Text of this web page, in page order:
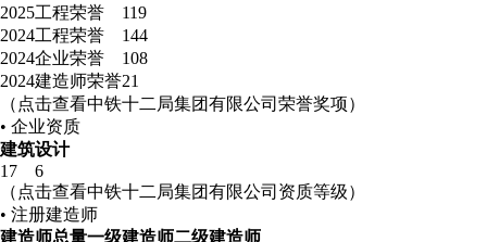
2025工程荣誉
119
2024工程荣誉
144
2024企业荣誉
108
2024建造师荣誉21
（点击查看中铁十二局集团有限公司荣誉奖项）
• 企业资质
建筑设计
17
6
（点击查看中铁十二局集团有限公司资质等级）
• 注册建造师
建造师总量一级建造师二级建造师